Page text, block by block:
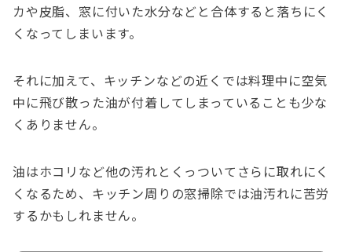
カや皮脂、窓に付いた水分などと合体すると落ちにく
くなってしまいます。
それに加えて、キッチンなどの近くでは料理中に空気
中に飛び散った油が付着してしまっていることも少な
くありません。
油はホコリなど他の汚れとくっついてさらに取れにく
くなるため、キッチン周りの窓掃除では油汚れに苦労
するかもしれません。